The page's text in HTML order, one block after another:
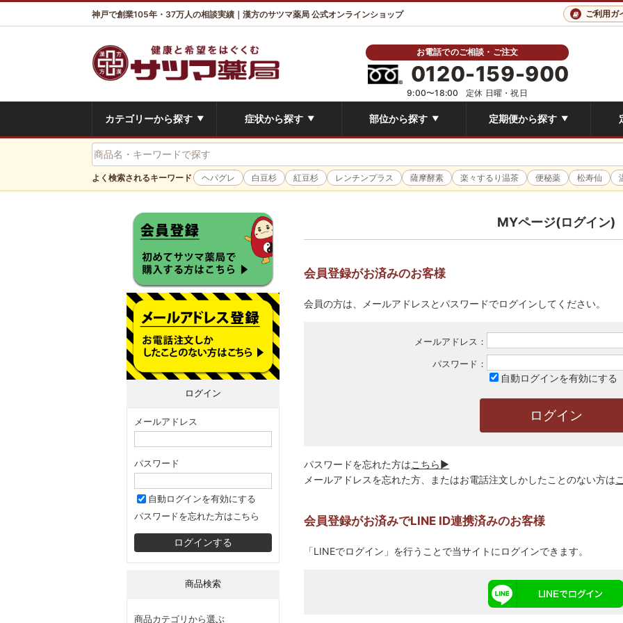
神戸で創業105年・37万人の相談実績｜漢方のサツマ薬局 公式オンラインショップ ご利用ガ
お電話でのご相談・ご注文
0120-159-900
9:00〜18:00 定休 日曜・祝日
カテゴリーから探す ▼ 症状から探す ▼ 部位から探す ▼ 定期便から探す ▼
よく検索されるキーワード ヘパグレ 白豆杉 紅豆杉 レンチンプラス 薩摩酵素 楽々するり温茶 便秘薬 松寿仙
ログイン
メールアドレス
パスワード
自動ログインを有効にする
パスワードを忘れた方はこちら
商品検索
商品カテゴリから選ぶ
MYページ(ログイン)
会員登録がお済みのお客様
会員の方は、メールアドレスとパスワードでログインしてください。
メールアドレス：
パスワード：
自動ログインを有効にする
パスワードを忘れた方はこちら▶
メールアドレスを忘れた方、またはお電話注文しかしたことのない方は
会員登録がお済みでLINE ID連携済みのお客様
「LINEでログイン」を行うことで当サイトにログインできます。